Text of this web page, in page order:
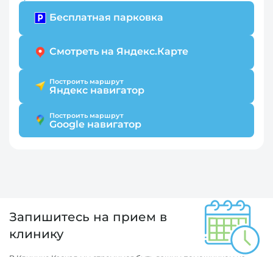
Бесплатная парковка
Смотреть на Яндекс.Карте
Построить маршрут
Яндекс навигатор
Построить маршрут
Google навигатор
Запишитесь на прием в
клинику